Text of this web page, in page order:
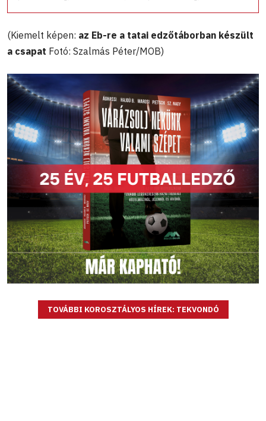
(Kiemelt képen: az Eb-re a tatai edzőtáborban készült
a csapat Fotó: Szalmás Péter/MOB)
TOVÁBBI KOROSZTÁLYOS HÍREK: TEKVONDÓ